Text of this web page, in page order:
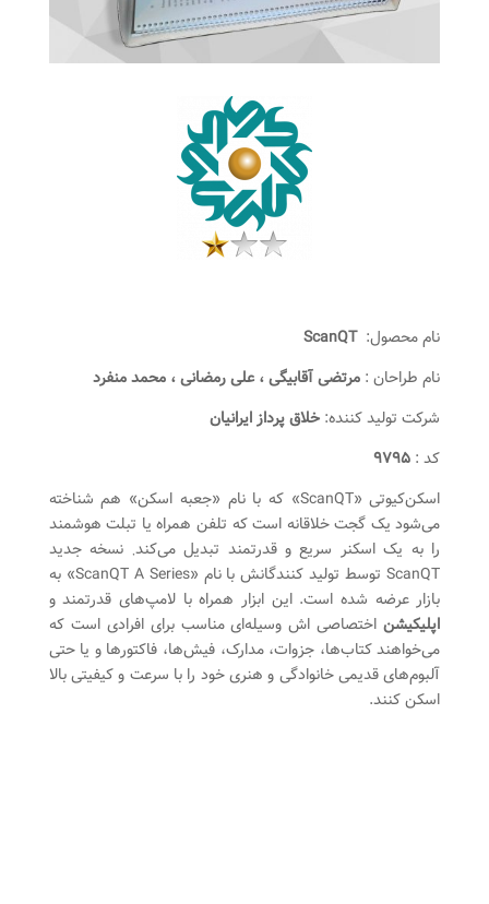
نام محصول:ScanQT
نام طراحان : مرتضی آقابیگی ، علی رمضانی ، محمد منفرد
شرکت تولید کننده: خلاق پرداز ایرانیان
کد : ۹۷۹۵
اسکن‌کیوتی «ScanQT» که با نام «جعبه اسکن» هم شناخته
می‌شود یک گجت خلاقانه است که تلفن همراه یا تبلت هوشمند
را به یک اسکنر سریع و قدرتمند تبدیل می‌کند܂ نسخه جدید
ScanQT توسط تولید کنندگانش با نام «ScanQT A Series» به
بازار عرضه شده است. این ابزار همراه با لامپ‌های قدرتمند و
اپلیکیشن اختصاصی اش وسیله‌ای مناسب برای افرادی است که
می‌خواهند کتاب‌ها، جزوات، مدارک، فیش‌ها، فاکتورها و یا حتی
آلبوم‌های قدیمی خانوادگی و هنری خود را با سرعت و کیفیتی بالا
اسکن کنند.